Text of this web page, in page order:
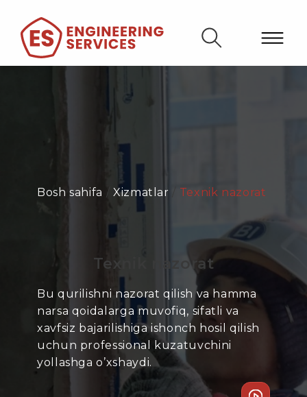
Bosh sahifa / Xizmatlar Texnik nazorat
Texnik nazorat
Bu qurilishni nazorat qilish va hamma
narsa qoidalarga muvofiq, sifatli va
xavfsiz bajarilishiga ishonch hosil qilish
uchun professional kuzatuvchini
yollashga o’xshaydi.